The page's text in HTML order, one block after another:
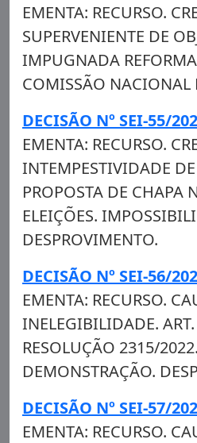
EMENTA: RECURSO.
SUPERVENIENTE DE
IMPUGNADA
COMISSÃO NACIONAL
DECISÃO Nº SEI-55/
EMENTA: RECURSO.
INTEMPESTIVIDADE
PROPOSTA DE CHAPA
ELEIÇÕES.
DESPROVIMENTO.
DECISÃO Nº SEI-56/
EMENTA: RECURSO.
INELEGIBILIDADE.
RESOLUÇÃO 2315/
DEMONSTRAÇÃO.
DECISÃO Nº SEI-57/
EMENTA: RECURSO.